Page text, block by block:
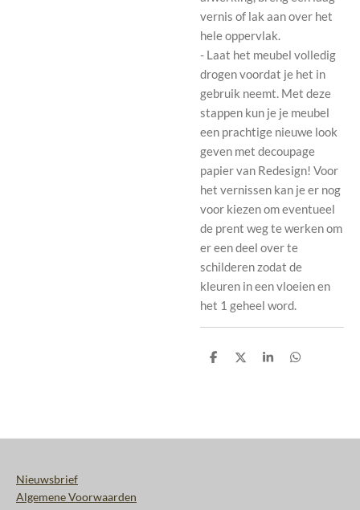
vernis of lak aan over het
hele oppervlak.
- Laat het meubel volledig
drogen voordat je het in
gebruik neemt. Met deze
stappen kun je je meubel
een prachtige nieuwe look
geven met decoupage
papier van Redesign! Voor
het vernissen kan je er nog
voor kiezen om eventueel
de prent weg te werken om
er een deel over te
schilderen zodat de
kleuren in een vloeien en
het 1 geheel word.
D
D
S
D
Nieuwsbrief
Algemene Voorwaarden